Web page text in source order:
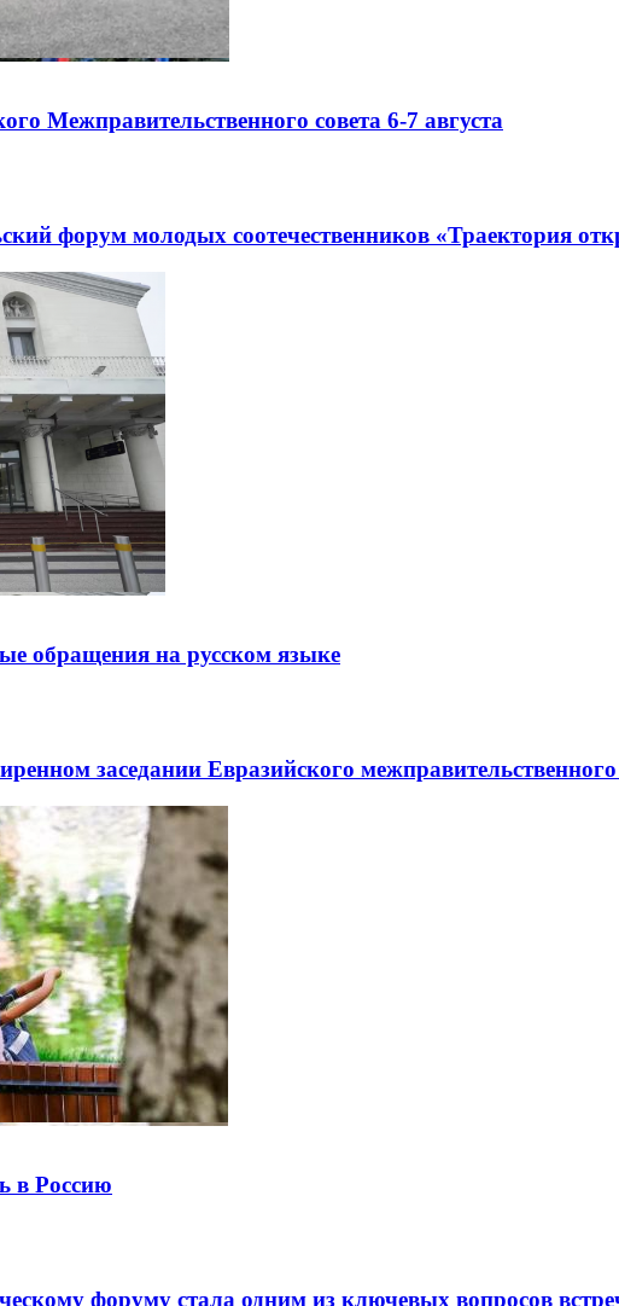
Межправительственного совета 6-7 августа
форум молодых соотечественников «Траектория
обращения на русском языке
заседании Евразийского
в Россию
форуму стала одним из ключевых вопросов